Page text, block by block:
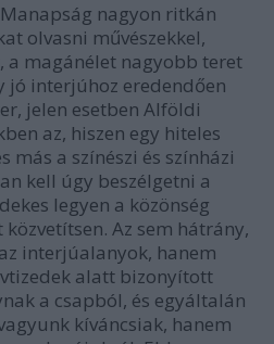
nagyon ritkán
olvasni művészekkel,
a magánélet nagyobb teret
jó interjúhoz eredendően
jelen esetben Alföldi
az, hiszen egy hiteles
más a színészi és színházi
kell úgy beszélgetni a
legyen a közönség
Az sem hátrány,
interjúalanyok, hanem
alatt bizonyított
a csapból, és egyáltalán
kíváncsiak, hanem